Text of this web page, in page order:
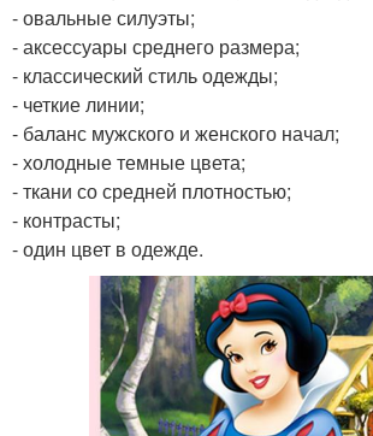
- овальные силуэты;
- аксессуары среднего размера;
- классический стиль одежды;
- четкие линии;
- баланс мужского и женского начал;
- холодные темные цвета;
- ткани со средней плотностью;
- контрасты;
- один цвет в одежде.